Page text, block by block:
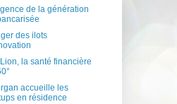
de la génération
des ilots
la santé financière
accueille les
en résidence